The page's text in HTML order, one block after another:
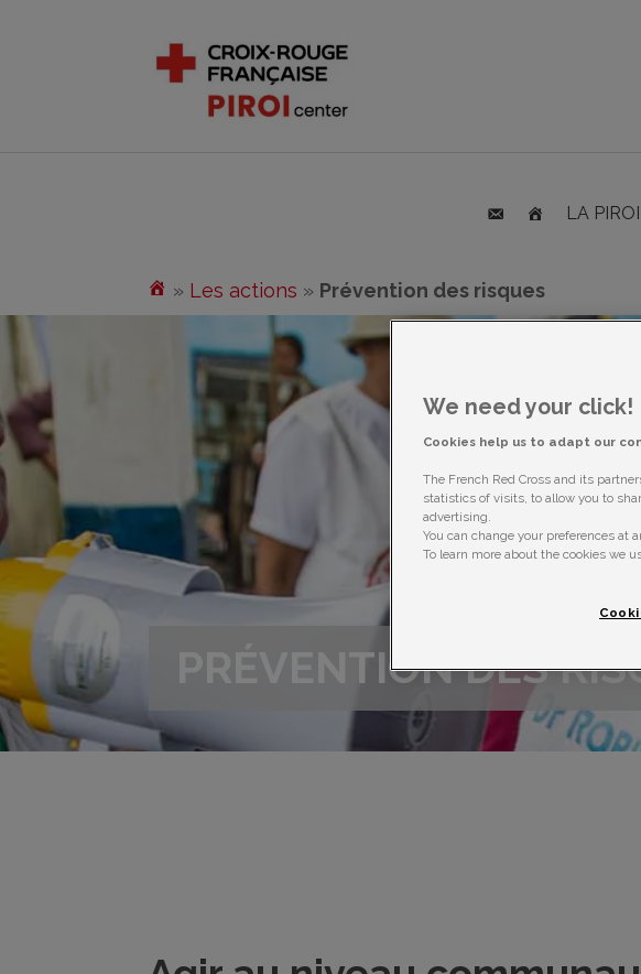
LA PIROI
» Les actions » Prévention des risques
PRÉVENTION DES
We need your click!
Cookies help us to adapt our
The French Red Cross and its
statistics of visits, to allow you to
advertising.
You can change your preferences at
To learn more about the cookies we